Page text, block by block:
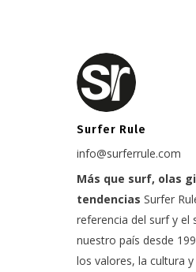
Surfer Rule
info@surferrule.com
Más que surf, olas
tendencias Surfer
referencia del surf y el
nuestro país desde
los valores, la cultura